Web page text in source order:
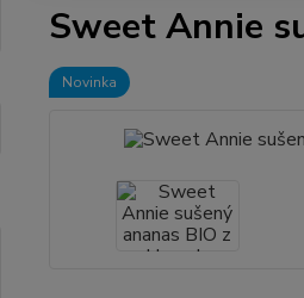
Sweet Annie
Novinka